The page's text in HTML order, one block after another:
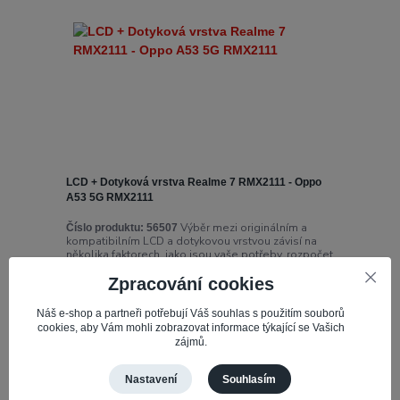
LCD + Dotyková vrstva Realme 7 RMX2111 - Oppo
A53 5G RMX2111
Číslo produktu: 56507 Výběr mezi originálním a
kompatibilním LCD a dotykovou vrstvou závisí na
několika faktorech, jako jsou vaše potřeby, rozpočet
596,32 Kč
492,83 Kčbez DPH
Skladem 4
Zpracování cookies
Náš e-shop a partneři potřebují Váš souhlas s použitím souborů
cookies, aby Vám mohli zobrazovat informace týkající se Vašich
zájmů.
Nastavení Souhlasím